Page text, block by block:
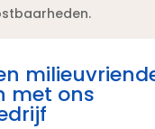
met ons